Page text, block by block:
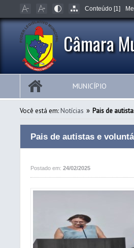
Conteúdo [1]
Câmara
MUNICÍPIO
Você está em: Notícias » Pais de
Pais de autistas e
Postado em: 24/02/2025